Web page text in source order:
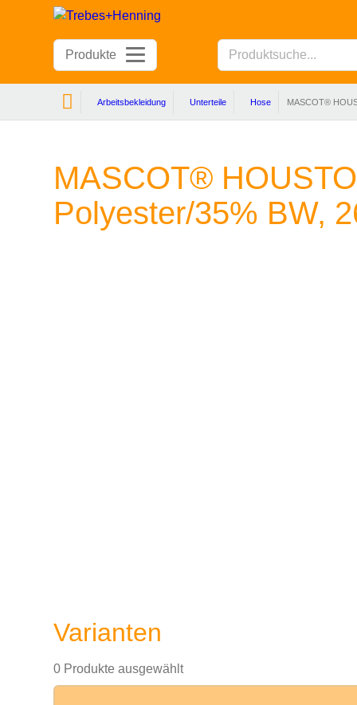
Produkte
Arbeitsbekleidung Unterteile Hose MASCOT®
MASCOT®
Polyester/35% BW,
Varianten
0 Produkte ausgewählt